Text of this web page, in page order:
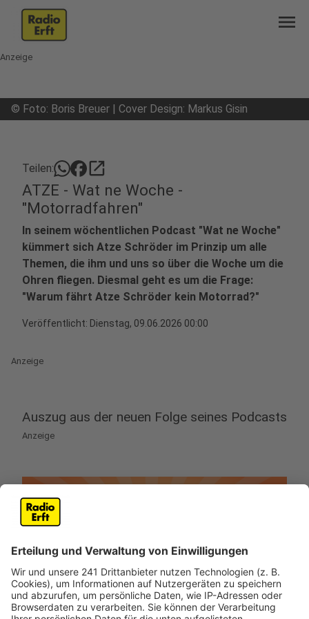
menu
Anzeige
© Foto: Boris Breuer | Cover Design: Markus Gisin
Teilen: open_in_new
ATZE - Wat ne Woche -
"Motorradfahren"
In seinem wöchentlichen Podcast "Wat ne Woche"
kümmert sich Atze Schröder im Prinzip um alle
Themen, die ihm und uns so über die Woche um die
Ohren fliegen. Diesmal geht es um die Frage:
"Warum fährt Atze Schröder kein Motorrad?"
Veröffentlicht: Dienstag, 09.06.2026 00:00
Anzeige
Auszug aus der neuen Folge seines Podcasts
Anzeige